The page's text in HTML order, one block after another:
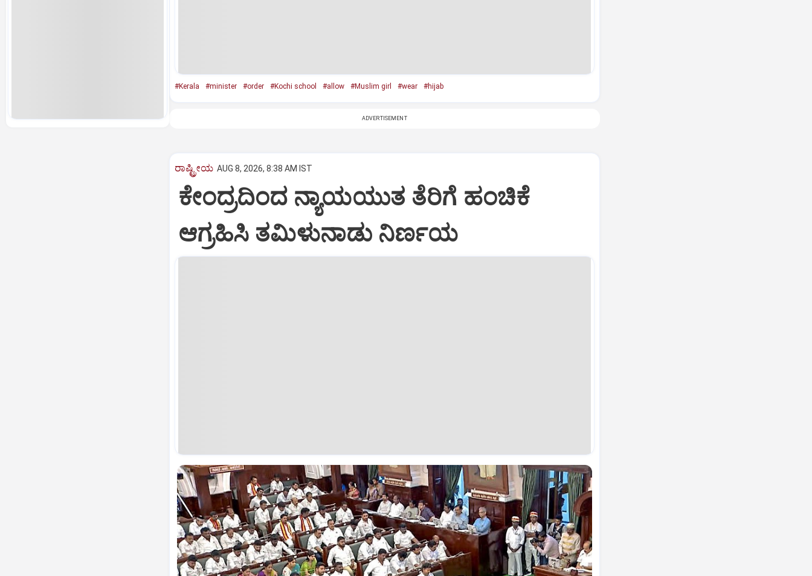
#Kerala #minister #order #Kochi school #allow #Muslim girl #wear #hijab
ADVERTISEMENT
ರಾಷ್ಟ್ರೀಯ AUG 8, 2026, 8:38 AM IST
ಕೇಂದ್ರದಿಂದ ನ್ಯಾಯಯುತ ತೆರಿಗೆ ಹಂಚಿಕೆ
ಆಗ್ರಹಿಸಿ ತಮಿಳುನಾಡು ನಿರ್ಣಯ